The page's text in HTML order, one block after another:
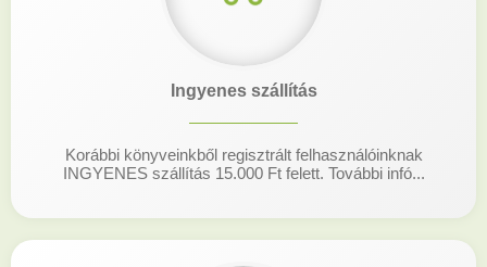
Ingyenes szállítás
Korábbi könyveinkből regisztrált felhasználóinknak
INGYENES szállítás 15.000 Ft felett. További infó...